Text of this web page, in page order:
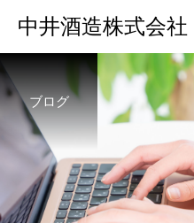
中井酒造株式会社
ブログ